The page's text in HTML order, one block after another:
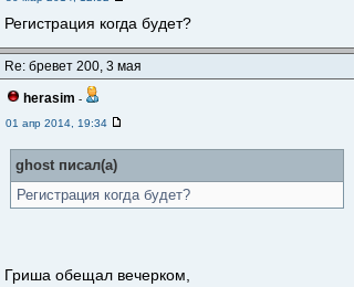
Регистрация когда будет?
Re: бревет 200, 3 мая
herasim -
01 апр 2014, 19:34
ghost писал(а)
Регистрация когда будет?
Гриша обещал вечерком,